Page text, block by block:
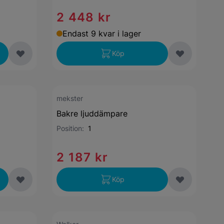
2 448 kr
Endast 9 kvar i lager
Köp
mekster
Bakre ljuddämpare
Position: 1
2 187 kr
Köp